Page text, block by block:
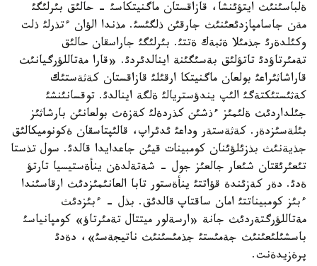
ةلباسئنئث ايتؤئنشا، قازاقستان ماگنيتكاسئ - حالئق بئرلئگئ
مةن جاسامپازدئعئنئث جارقئن ذلگئسئ. مذندا الؤان ءتذرلئ ذلت
وكئلدةرئ جذمئلا ةثبةك ةتتئ. بئرلئگئ جاراسقان حالئق
تةمئرتاؤدئ تاتؤلئق بةسئگئنة اينالدئردئ. «قارا مةتاللؤرگيانئث
قاراشاثئراعئ بولعان ماگنيتكا ارقئلئ قازاقستان كةثةستئك
كةثئستئكتةگئ الئپ يندؤستريالئ ةلگة اينالدئ. توقسانئنشئ
جئلداردئث ةلئمئز ءذشئن كذردةلئ كةزةث بولعانئن بارشاثئز
بئلةسئزدةر. كةثةستةر وداعئ ئدئراپ، قالئپتاسقان ةكونوميكالئق
جذيةنئث بذزئلؤئنان كومبينات قيئن جاعدايدا قالدئ. سول تذستا
تئعئرئقتان شئعار جالعئز جول - شةتةلدةن ينأةستيسيا تارتؤ
ةدئ. دةر كةزئندة قؤاتتئ ينأةستور تابا العانئمئزدئث ارقاسئندا
ءبئز كومبيناتتئ امان ساقتاپ قالدئق. بذل - ءبئزدئث
مةتاللؤرگتةردئث جانة «ارسةلور ميتتال تةمئرتاؤ» كومپانياسئ
باسشئلئعئنئث جةمئستئ جذمئسئنئث ناتيجةسئ»، دةدئ
پرةزيدةنت.